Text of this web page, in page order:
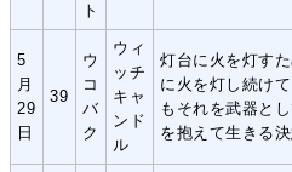
ト
5
月
29
日
39
ウ
コ
バ
ク
ウィ
ッチ
キャ
ンド
ル
灯台に火を灯す
に火を灯し続け
もそれを武器と
を抱えて生きる